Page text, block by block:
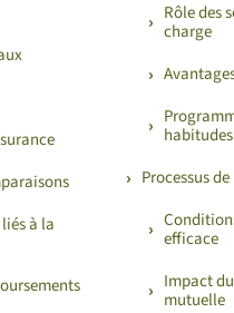
à la
Rôle des
charge
Processus
efficace
Impact
mutuelle